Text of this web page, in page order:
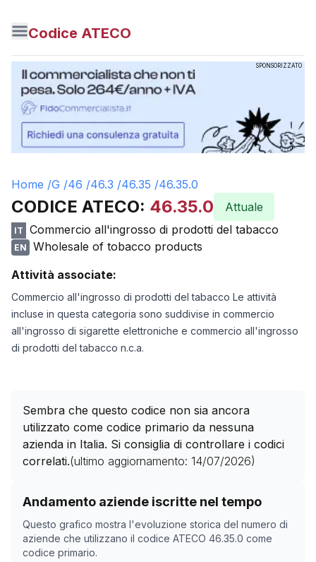
Codice ATECO
SPONSORIZZATO
Home /G /46 /46.3 /46.35 /46.35.0
CODICE ATECO: 46.35.0 Attuale
IT Commercio all'ingrosso di prodotti del tabacco
EN
Wholesale of tobacco products
Attività associate:
Commercio all'ingrosso di prodotti del tabacco Le attività
incluse in questa categoria sono suddivise in commercio
all'ingrosso di sigarette elettroniche e commercio all'ingrosso
di prodotti del tabacco n.c.a.
Sembra che questo codice non sia ancora
utilizzato come codice primario da nessuna
azienda in Italia. Si consiglia di controllare i codici
correlati.(ultimo aggiornamento: 14/07/2026)
Andamento aziende iscritte nel tempo
Questo grafico mostra l'evoluzione storica del numero di
aziende che utilizzano il codice ATECO 46.35.0 come
codice primario.
Storico numero di aziende con codice ATECO
Data rilevazione
27/04/2025
0
03/11/2025